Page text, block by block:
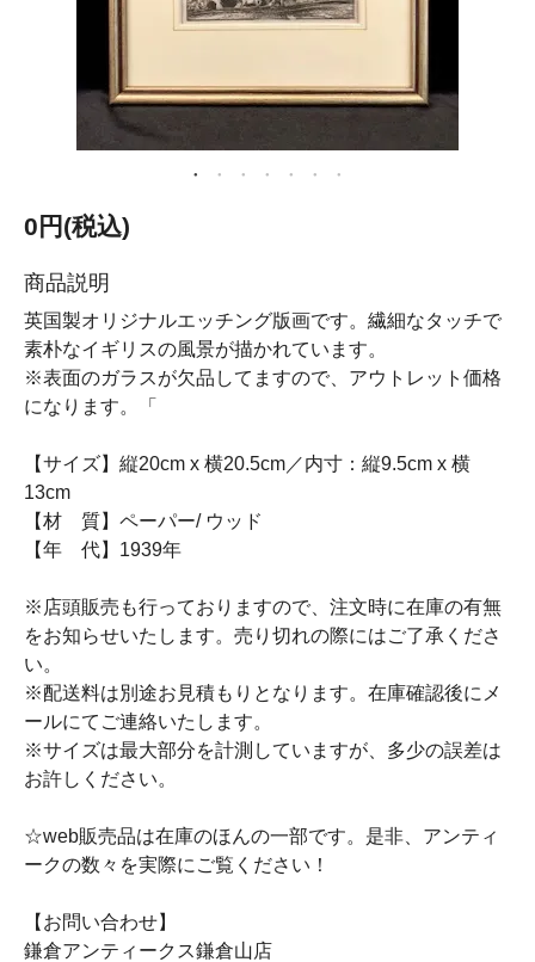
0円(税込)
商品説明
英国製オリジナルエッチング版画です。繊細なタッチで
素朴なイギリスの風景が描かれています。
※表面のガラスが欠品してますので、アウトレット価格
になります。「
【サイズ】縦20cm x 横20.5cm／内寸：縦9.5cm x 横
13cm
【材 質】ペーパー/ ウッド
【年 代】1939年
※店頭販売も行っておりますので、注文時に在庫の有無
をお知らせいたします。売り切れの際にはご了承くださ
い。
※配送料は別途お見積もりとなります。在庫確認後にメ
ールにてご連絡いたします。
※サイズは最大部分を計測していますが、多少の誤差は
お許しください。
☆web販売品は在庫のほんの一部です。是非、アンティ
ークの数々を実際にご覧ください！
【お問い合わせ】
鎌倉アンティークス鎌倉山店